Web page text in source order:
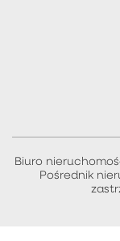
Biuro
Pośrednik